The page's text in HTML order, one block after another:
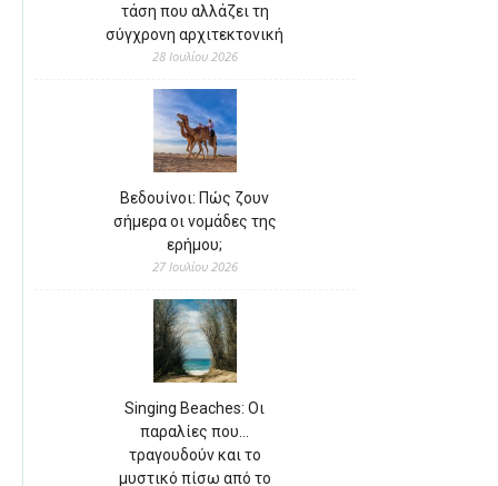
τάση που αλλάζει τη
σύγχρονη αρχιτεκτονική
28 Ιουλίου 2026
Βεδουίνοι: Πώς ζουν
σήμερα οι νομάδες της
ερήμου;
27 Ιουλίου 2026
Singing Beaches: Οι
παραλίες που…
τραγουδούν και το
μυστικό πίσω από το